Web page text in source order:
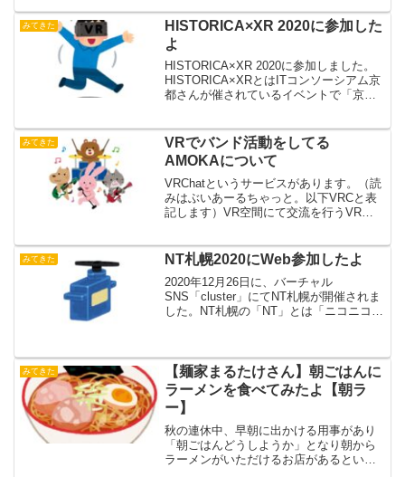
期間を延長いたします。と発表されまし
た！）（202...
みてきた
HISTORICA×XR 2020に参加した
よ
HISTORICA×XR 2020に参加しました。
HISTORICA×XRとはITコンソーシアム京
都さんが催されているイベントで「京都
で開催ということです。11/8開催...
みてきた
VRでバンド活動をしてる
AMOKAについて
VRChatというサービスがあります。（読
みはぶいあーるちゃっと。以下VRCと表
記します）VR空間にて交流を行うVR内
（あもか）がすきです。私はブログのタ
イトル通...
みてきた NT札幌2020にWeb参加したよ
2020年12月26日に、バーチャル
SNS「cluster」にてNT札幌が開催されま
した。NT札幌の「NT」とは「ニコニコ技
みてきた
【麺家まるたけさん】朝ごはんに
ラーメンを食べてみたよ【朝ラ
ー】
秋の連休中、早朝に出かける用事があり
「朝ごはんどうしようか」となり朝から
ラーメンがいただけるお店があるという